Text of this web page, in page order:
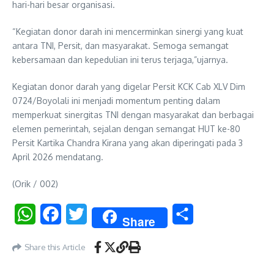
hari-hari besar organisasi.
“Kegiatan donor darah ini mencerminkan sinergi yang kuat
antara TNI, Persit, dan masyarakat. Semoga semangat
kebersamaan dan kepedulian ini terus terjaga,”ujarnya.
Kegiatan donor darah yang digelar Persit KCK Cab XLV Dim
0724/Boyolali ini menjadi momentum penting dalam
memperkuat sinergitas TNI dengan masyarakat dan berbagai
elemen pemerintah, sejalan dengan semangat HUT ke-80
Persit Kartika Chandra Kirana yang akan diperingati pada 3
April 2026 mendatang.
(Orik / 002)
WhatsAppFacebookTwitter Share
Share this Article